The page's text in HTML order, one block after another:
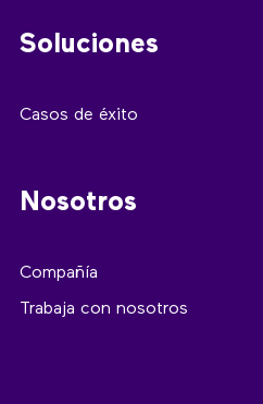
Soluciones
Casos de éxito
Nosotros
Compañía
Trabaja con nosotros